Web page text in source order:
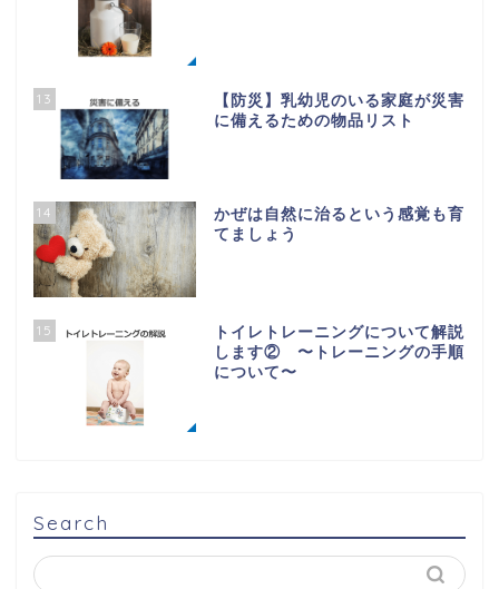
13
【防災】乳幼児のいる家庭が災害
に備えるための物品リスト
14
かぜは自然に治るという感覚も育
てましょう
15
トイレトレーニングについて解説
します② 〜トレーニングの手順
について〜
Search